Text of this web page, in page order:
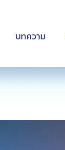
บทความ